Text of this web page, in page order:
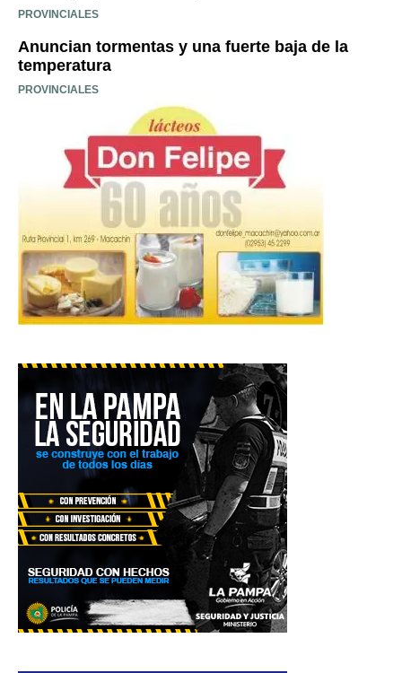
PROVINCIALES
Anuncian tormentas y una fuerte baja de la
temperatura
PROVINCIALES